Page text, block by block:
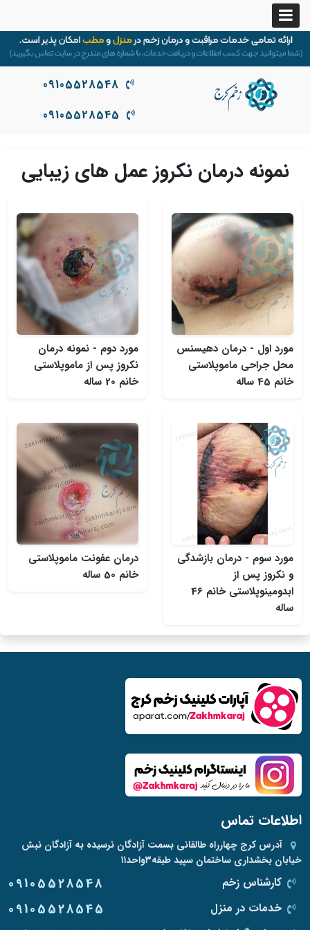
09105528548
09105528545
نمونه درمان نکروز عمل های زیبایی
مورد اول - درمان دهیسنس
محل جراحی ماموپلاستی
خانم 45 ساله
مورد دوم - نمونه درمان
نکروز پس از ماموپلاستی
خانم 20 ساله
مورد سوم - درمان بازشدگی
و نکروز پس از
ابدومینوپلاستی خانم 46
ساله
درمان عفونت ماموپلاستی
خانم 50 ساله
اطلاعات تماس
آدرس کرج چهارراه طالقانی بسمت آزادگان نرسیده به آزادگان نبش
خیابان بخشداری ساختمان سپید طبقه۳واحد۱۱
کارشناس زخم 09105528548
خدمات در منزل 09105528545